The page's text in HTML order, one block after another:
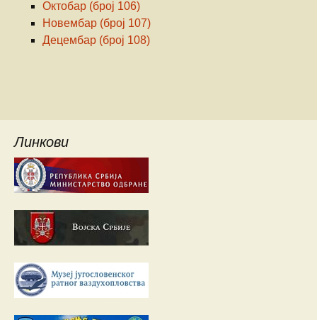
Октобар (број 106)
Новембар (број 107)
Децембар (број 108)
Линкови